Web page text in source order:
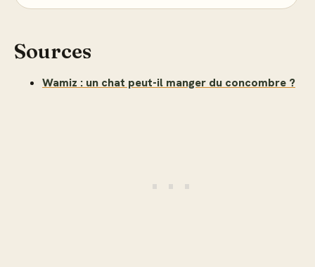
Sources
Wamiz : un chat peut-il manger du concombre ?